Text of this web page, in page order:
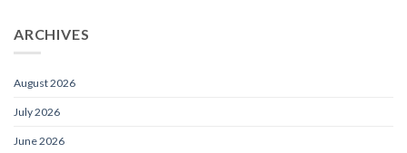
ARCHIVES
August 2026
July 2026
June 2026